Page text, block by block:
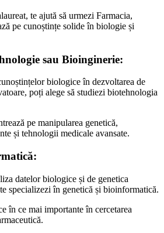
te ajută să urmezi Farmacia,
pe cunoștințe solide în biologie și
sau Bioinginerie:
biologice în dezvoltarea de
poți alege să studiezi biotehnologia
pe manipularea genetică,
și tehnologii medicale avansate.
datelor biologice și de genetica
specializezi în genetică și bioinformatică.
în ce mai importante în cercetarea